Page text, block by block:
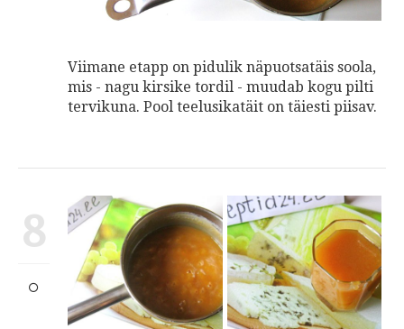
Viimane etapp on pidulik näpuotsatäis soola,
mis - nagu kirsike tordil - muudab kogu pilti
tervikuna. Pool teelusikatäit on täiesti piisav.
8